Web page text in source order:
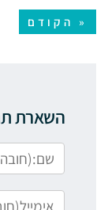
« הקודם
השארת